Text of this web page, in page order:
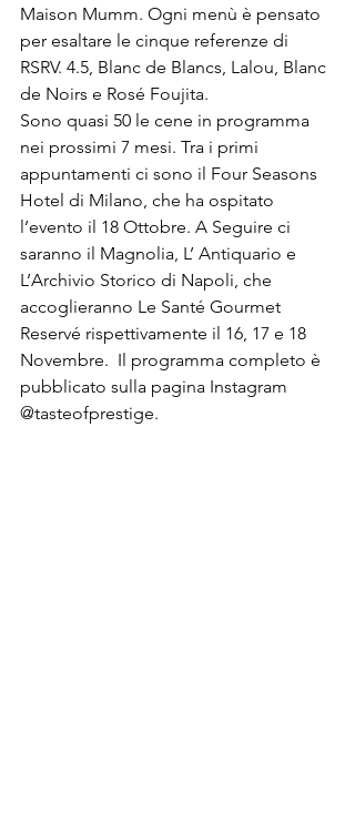
Maison Mumm. Ogni menù è pensato
per esaltare le cinque referenze di
RSRV. 4.5, Blanc de Blancs, Lalou, Blanc
de Noirs e Rosé Foujita.
Sono quasi 50 le cene in programma
nei prossimi 7 mesi. Tra i primi
appuntamenti ci sono il Four Seasons
Hotel di Milano, che ha ospitato
l’evento il 18 Ottobre. A Seguire ci
saranno il Magnolia, L’ Antiquario e
L’Archivio Storico di Napoli, che
accoglieranno Le Santé Gourmet
Reservé rispettivamente il 16, 17 e 18
Novembre.  Il programma completo è
pubblicato sulla pagina Instagram
@tasteofprestige.